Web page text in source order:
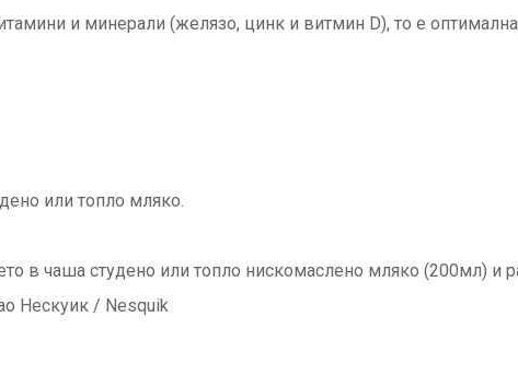
и минерали (желязо, цинк и витмин D), то е
или топло мляко.
в чаша студено или топло нискомаслено мляко (200мл) и
Нескуик / Nesquik